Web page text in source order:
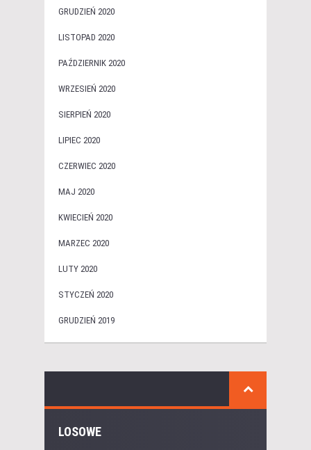
GRUDZIEŃ 2020
LISTOPAD 2020
PAŹDZIERNIK 2020
WRZESIEŃ 2020
SIERPIEŃ 2020
LIPIEC 2020
CZERWIEC 2020
MAJ 2020
KWIECIEŃ 2020
MARZEC 2020
LUTY 2020
STYCZEŃ 2020
GRUDZIEŃ 2019
LOSOWE